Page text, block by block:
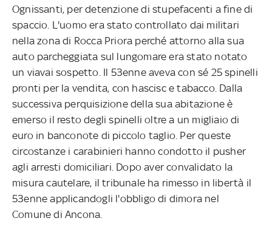
Ognissanti, per detenzione di stupefacenti a fine di
spaccio. L'uomo era stato controllato dai militari
nella zona di Rocca Priora perché attorno alla sua
auto parcheggiata sul lungomare era stato notato
un viavai sospetto. Il 53enne aveva con sé 25 spinelli
pronti per la vendita, con hascisc e tabacco. Dalla
successiva perquisizione della sua abitazione è
emerso il resto degli spinelli oltre a un migliaio di
euro in banconote di piccolo taglio. Per queste
circostanze i carabinieri hanno condotto il pusher
agli arresti domiciliari. Dopo aver convalidato la
misura cautelare, il tribunale ha rimesso in libertà il
53enne applicandogli l'obbligo di dimora nel
Comune di Ancona.